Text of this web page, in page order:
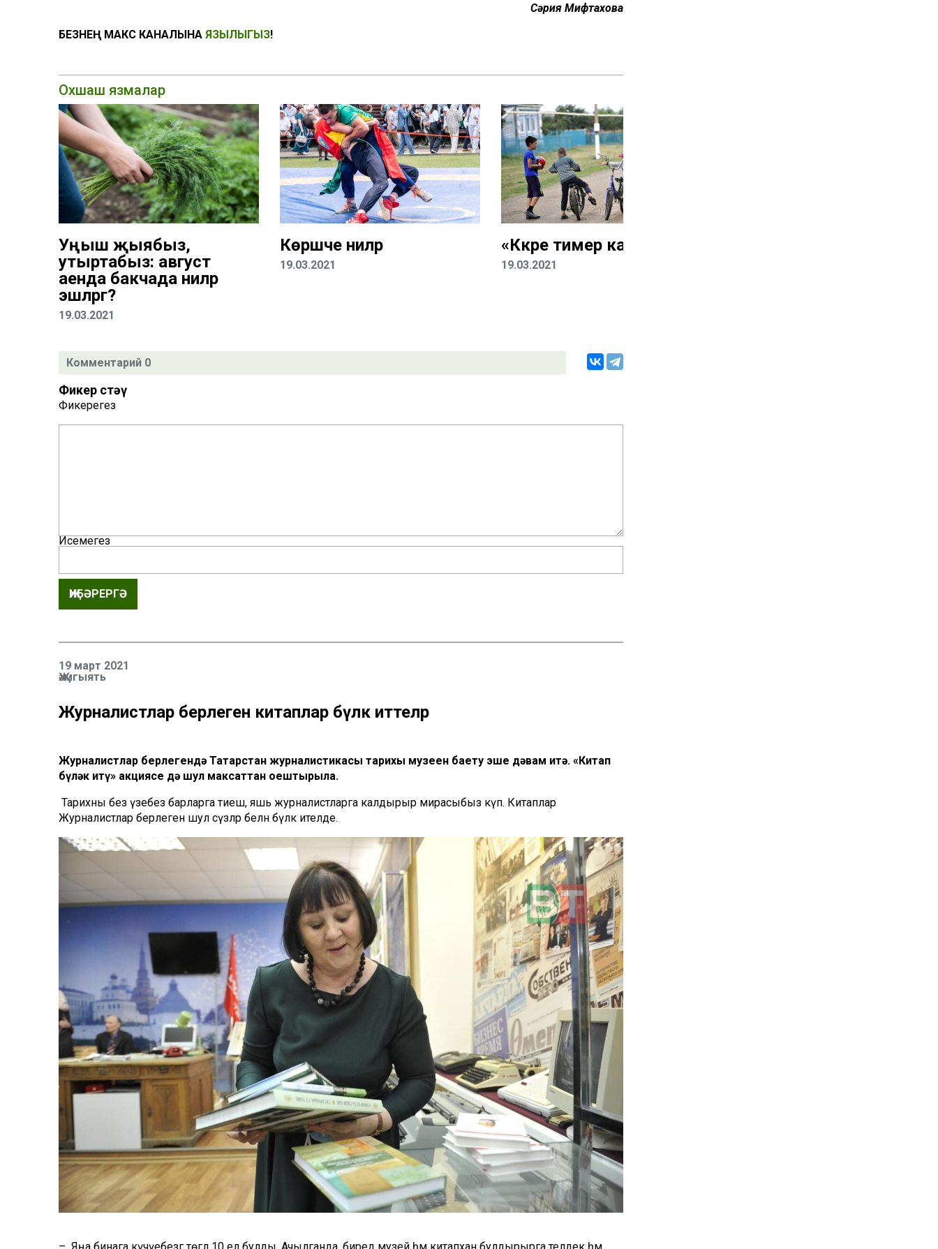
Сәрия Мифтахова
БЕЗНЕҢ МАКС КАНАЛЫНА ЯЗЫЛЫГЫЗ!
Охшаш язмалар
Уңыш җыябыз,
утыртабыз: август
аенда бакчада ниләр
эшләргә?
19.03.2021
Көрәшче әниләр
19.03.2021
«Кәкре тимер кайда ул?»
19.03.2021
Комментарий 0
Фикер өстәү
Фикерегез
Исемегез
ҖИБӘРЕРГӘ
19 март 2021
Җәмгыять
Журналистлар берлегенә китаплар бүләк иттеләр
Журналистлар берлегендә Татарстан журналистикасы тарихы музеен баету эше дәвам итә. «Китап
бүләк итү» акциясе дә шул максаттан оештырыла.
Тарихны без үзебез барларга тиеш, яшь журналистларга калдырыр мирасыбыз күп. Китаплар
Журналистлар берлегенә шул сүзләр белән бүләк ителде.